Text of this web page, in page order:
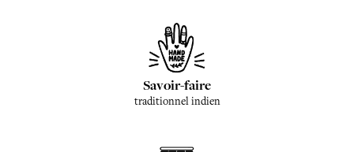
Savoir-faire
traditionnel indien